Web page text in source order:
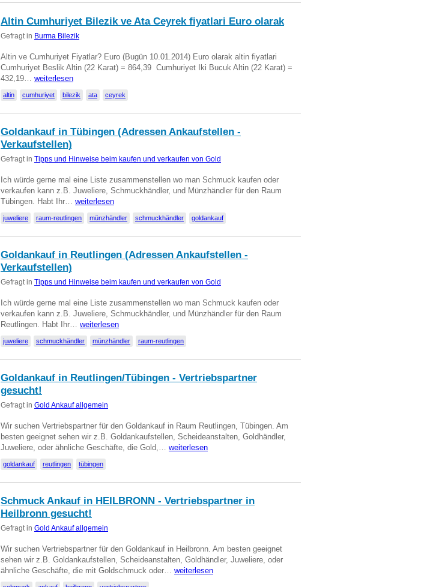
Altin Cumhuriyet Bilezik ve Ata Ceyrek fiyatlari Euro olarak
Gefragt in Burma Bilezik
Altin ve Cumhuriyet Fiyatlar? Euro (Bugün 10.01.2014) Euro olarak altin fiyatlari
Cumhuriyet Beslik Altin (22 Karat) = 864,39  Cumhuriyet Iki Bucuk Altin (22 Karat) =
432,19… weiterlesen
altin cumhuriyet bilezik ata ceyrek
Goldankauf in Tübingen (Adressen Ankaufstellen -
Verkaufstellen)
Gefragt in Tipps und Hinweise beim kaufen und verkaufen von Gold
Ich würde gerne mal eine Liste zusammenstellen wo man Schmuck kaufen oder
verkaufen kann z.B. Juweliere, Schmuckhändler, und Münzhändler für den Raum
Tübingen. Habt Ihr… weiterlesen
juweliere raum-reutlingen münzhändler schmuckhändler goldankauf
Goldankauf in Reutlingen (Adressen Ankaufstellen -
Verkaufstellen)
Gefragt in Tipps und Hinweise beim kaufen und verkaufen von Gold
Ich würde gerne mal eine Liste zusammenstellen wo man Schmuck kaufen oder
verkaufen kann z.B. Juweliere, Schmuckhändler, und Münzhändler für den Raum
Reutlingen. Habt Ihr… weiterlesen
juweliere schmuckhändler münzhändler raum-reutlingen
Goldankauf in Reutlingen/Tübingen - Vertriebspartner
gesucht!
Gefragt in Gold Ankauf allgemein
Wir suchen Vertriebspartner für den Goldankauf in Raum Reutlingen, Tübingen. Am
besten geeignet sehen wir z.B. Goldankaufstellen, Scheideanstalten, Goldhändler,
Juweliere, oder ähnliche Geschäfte, die Gold,… weiterlesen
goldankauf reutlingen tübingen
Schmuck Ankauf in HEILBRONN - Vertriebspartner in
Heilbronn gesucht!
Gefragt in Gold Ankauf allgemein
Wir suchen Vertriebspartner für den Goldankauf in Heilbronn. Am besten geeignet
sehen wir z.B. Goldankaufstellen, Scheideanstalten, Goldhändler, Juweliere, oder
ähnliche Geschäfte, die mit Goldschmuck oder… weiterlesen